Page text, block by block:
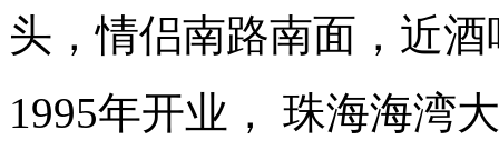
头，情侣南路南面，近酒
1995年开业， 珠海海